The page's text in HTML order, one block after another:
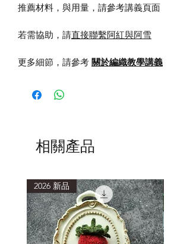
推薦材料，與用量，請參考講義頁面
若需協助，請直接聯繫阿紅與阿雪
更多細節，請參考 關於編織教學講義
相關產品
2026 新品